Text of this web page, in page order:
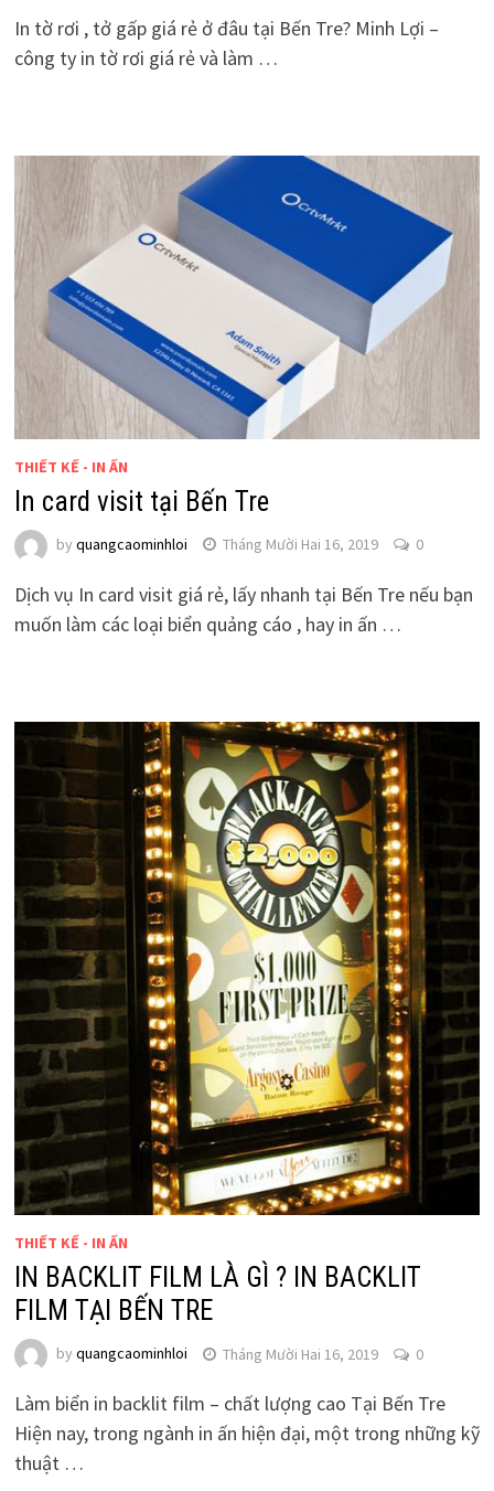
In tờ rơi , tở gấp giá rẻ ở đâu tại Bến Tre? Minh Lợi –
công ty in tờ rơi giá rẻ và làm …
THIẾT KẾ - IN ẤN
In card visit tại Bến Tre
by quangcaominhloi Tháng Mười Hai 16, 2019 0
Dịch vụ In card visit giá rẻ, lấy nhanh tại Bến Tre nếu bạn
muốn làm các loại biển quảng cáo , hay in ấn …
THIẾT KẾ - IN ẤN
IN BACKLIT FILM LÀ GÌ ? IN BACKLIT
FILM TẠI BẾN TRE
by quangcaominhloi Tháng Mười Hai 16, 2019 0
Làm biển in backlit film – chất lượng cao Tại Bến Tre
Hiện nay, trong ngành in ấn hiện đại, một trong những kỹ
thuật …